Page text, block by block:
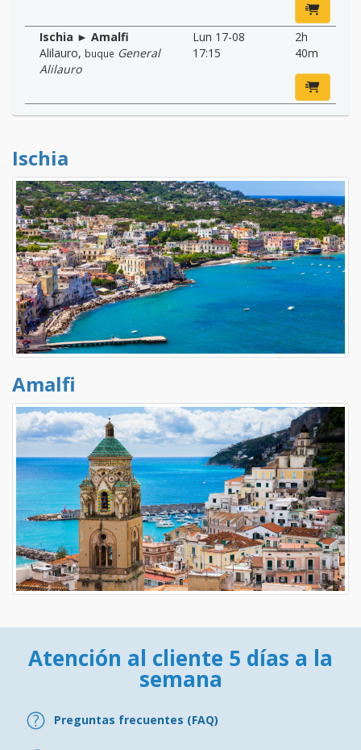
Ischia ► Amalfi
Alilauro, buque General
Alilauro
Lun 17-08
17:15
2h
40m
Ischia
Amalfi
Atención al cliente 5 días a la
semana
Preguntas frecuentes (FAQ)